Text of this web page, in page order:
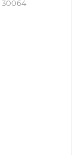
30064